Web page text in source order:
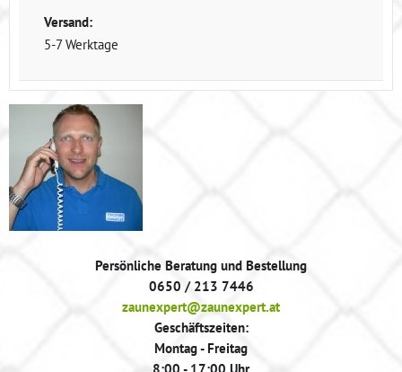
Versand:
5-7 Werktage
Persönliche Beratung und Bestellung
0650 / 213 7446
zaunexpert@zaunexpert.at
Geschäftszeiten:
Montag - Freitag
8:00 - 17:00 Uhr